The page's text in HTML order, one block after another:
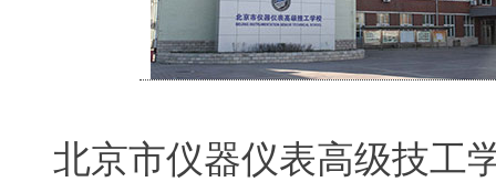
北京市仪器仪表高级技工